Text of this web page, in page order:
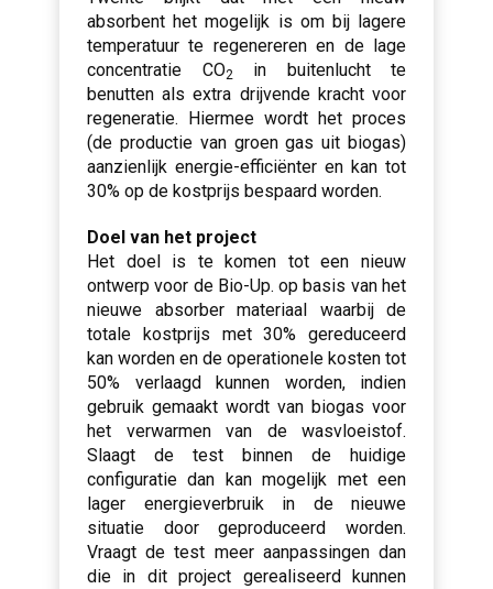
absorbent het mogelijk is om bij lagere
temperatuur te regenereren en de lage
concentratie CO2
in buitenlucht te
benutten als extra drijvende kracht voor
regeneratie. Hiermee wordt het proces
(de productie van groen gas uit biogas)
aanzienlijk energie-efficiënter en kan tot
30% op de kostprijs bespaard worden.
Doel van het project
Het doel is te komen tot een nieuw
ontwerp voor de Bio-Up. op basis van het
nieuwe absorber materiaal waarbij de
totale kostprijs met 30% gereduceerd
kan worden en de operationele kosten tot
50% verlaagd kunnen worden, indien
gebruik gemaakt wordt van biogas voor
het verwarmen van de wasvloeistof.
Slaagt de test binnen de huidige
configuratie dan kan mogelijk met een
lager energieverbruik in de nieuwe
situatie door geproduceerd worden.
Vraagt de test meer aanpassingen dan
die in dit project gerealiseerd kunnen